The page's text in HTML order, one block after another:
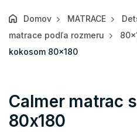
Domov MATRACE
matrace podľa rozmeru
kokosom 80x180
Calmer matrac
80x180